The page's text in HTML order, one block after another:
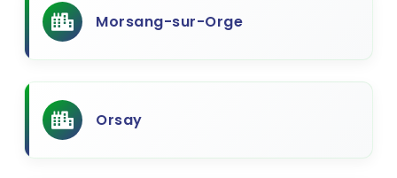
Morsang-sur-Orge
Orsay